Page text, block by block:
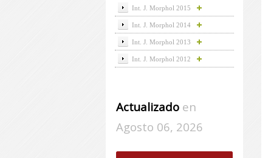
Int. J. Morphol 2015
Int. J. Morphol 2014
Int. J. Morphol 2013
Int. J. Morphol 2012
Actualizadoen
Agosto 06, 2026